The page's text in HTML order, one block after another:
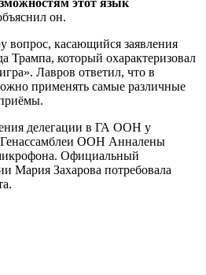
он.
вопрос, касающийся заявления
который охарактеризовал
Лавров ответил, что в
применять самые различные
делегации в ГА ООН у
Генассамблеи ООН Анналены
Официальный
Мария Захарова потребовала